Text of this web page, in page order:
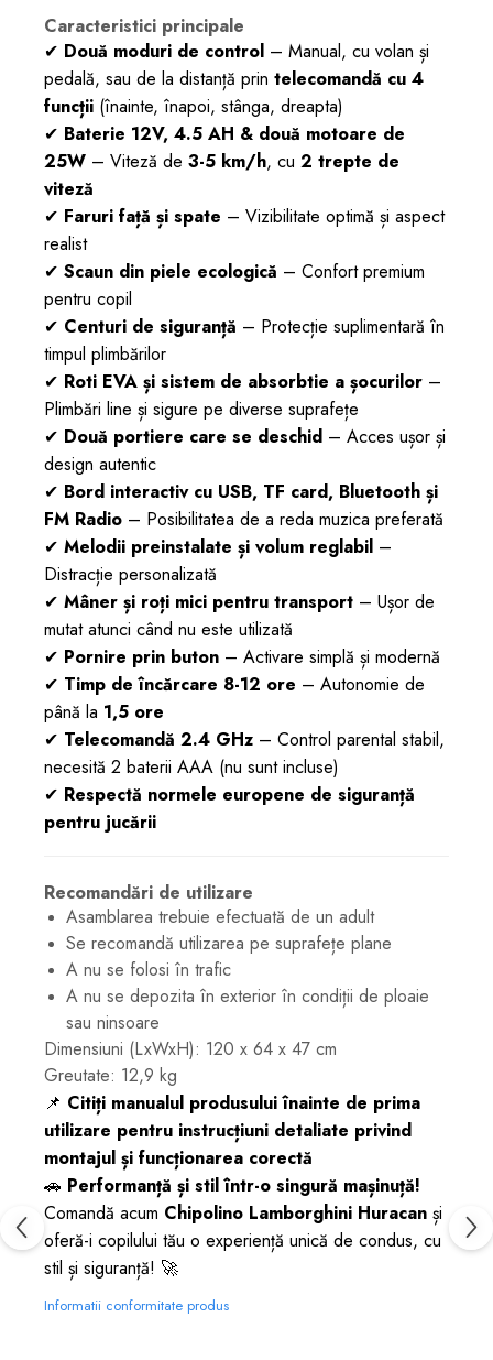
Caracteristici principale
✔ Două moduri de control – Manual, cu volan și
pedală, sau de la distanță prin telecomandă cu 4
funcții (înainte, înapoi, stânga, dreapta)
✔ Baterie 12V, 4.5 AH & două motoare de
25W – Viteză de 3-5 km/h, cu 2 trepte de
viteză
✔ Faruri față și spate – Vizibilitate optimă și aspect
realist
✔ Scaun din piele ecologică – Confort premium
pentru copil
✔ Centuri de siguranță – Protecție suplimentară în
timpul plimbărilor
✔ Roti EVA și sistem de absorbtie a șocurilor –
Plimbări line și sigure pe diverse suprafețe
✔ Două portiere care se deschid – Acces ușor și
design autentic
✔ Bord interactiv cu USB, TF card, Bluetooth și
FM Radio – Posibilitatea de a reda muzica preferată
✔ Melodii preinstalate și volum reglabil –
Distracție personalizată
✔ Mâner și roți mici pentru transport – Ușor de
mutat atunci când nu este utilizată
✔ Pornire prin buton – Activare simplă și modernă
✔ Timp de încărcare 8-12 ore – Autonomie de
până la 1,5 ore
✔ Telecomandă 2.4 GHz – Control parental stabil,
necesită 2 baterii AAA (nu sunt incluse)
✔ Respectă normele europene de siguranță
pentru jucării
Recomandări de utilizare
Asamblarea trebuie efectuată de un adult
Se recomandă utilizarea pe suprafețe plane
A nu se folosi în trafic
A nu se depozita în exterior în condiții de ploaie
sau ninsoare
Dimensiuni (LxWxH): 120 x 64 x 47 cm
Greutate: 12,9 kg
📌 Citiți manualul produsului înainte de prima
utilizare pentru instrucțiuni detaliate privind
montajul și funcționarea corectă
🚗 Performanță și stil într-o singură mașinuță!
Comandă acum Chipolino Lamborghini Huracan și
oferă-i copilului tău o experiență unică de condus, cu
stil și siguranță! 🚀
Informatii conformitate produs